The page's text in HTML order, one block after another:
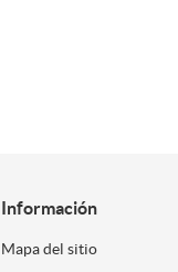
Información
Mapa del sitio